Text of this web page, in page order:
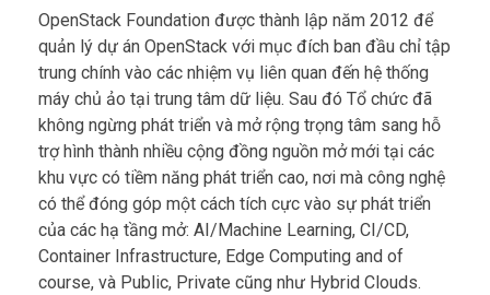
OpenStack Foundation được thành lập năm 2012 để
quản lý dự án OpenStack với mục đích ban đầu chỉ tập
trung chính vào các nhiệm vụ liên quan đến hệ thống
máy chủ ảo tại trung tâm dữ liệu. Sau đó Tổ chức đã
không ngừng phát triển và mở rộng trọng tâm sang hỗ
trợ hình thành nhiều cộng đồng nguồn mở mới tại các
khu vực có tiềm năng phát triển cao, nơi mà công nghệ
có thể đóng góp một cách tích cực vào sự phát triển
của các hạ tầng mở: AI/Machine Learning, CI/CD,
Container Infrastructure, Edge Computing and of
course, và Public, Private cũng như Hybrid Clouds.